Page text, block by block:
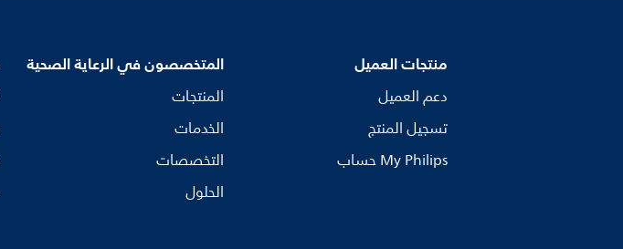
منتجات العميل
دعم العميل
تسجيل المنتج
My Philips حساب
المتخصصون في الرعاية الصحية
المنتجات
الخدمات
التخصصات
الحلول